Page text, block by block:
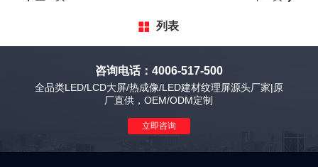
列表
咨询电话：4006-517-500
全品类LED/LCD大屏/热成像/LED建材纹理屏源头厂家|原
厂直供，OEM/ODM定制
立即咨询